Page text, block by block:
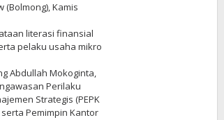
Kamis
literasi finansial
pelaku usaha mikro
Abdullah Mokoginta,
Perilaku
Strategis (PEPK
serta Pemimpin Kantor